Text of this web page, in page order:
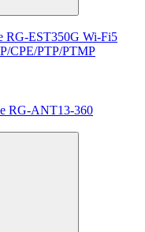
RG-EST350G Wi-Fi5
CPE/PTP/PTMP